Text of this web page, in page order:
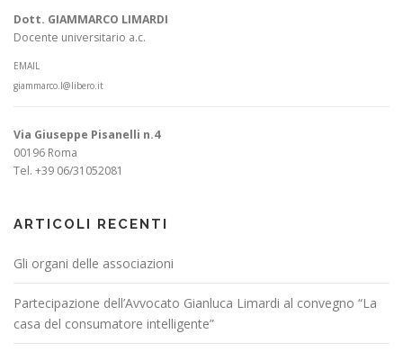
Dott. GIAMMARCO LIMARDI
Docente universitario a.c.
EMAIL
giammarco.l@libero.it
Via Giuseppe Pisanelli n.4
00196 Roma
Tel. +39 06/31052081
ARTICOLI RECENTI
Gli organi delle associazioni
Partecipazione dell’Avvocato Gianluca Limardi al convegno “La
casa del consumatore intelligente”